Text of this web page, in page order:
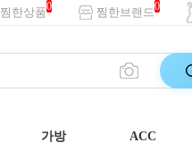
찜한상품0 찜한브랜드0
가방 ACC